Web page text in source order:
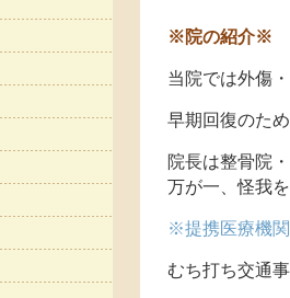
※院の紹介※
当院では外傷
早期回復のた
院長は整骨院
万が一、怪我
※提携医療機関
むち打ち交通